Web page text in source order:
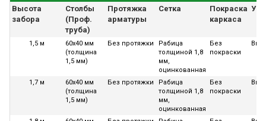
Высота
забора
Столбы
(Проф.
труба)
Протяжка
арматуры
Сетка
Покраска
каркаса
1,5 м
60х40 мм
(толщина
1,5 мм)
Без протяжки
Рабица
толщиной 1,8
мм,
оцинкованная
Без
покраски
1,7 м
60х40 мм
(толщина
1,5 мм)
Без протяжки
Рабица
толщиной 1,8
мм,
оцинкованная
Без
покраски